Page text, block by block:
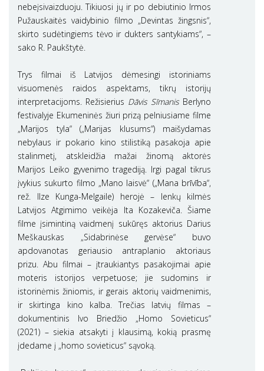
nebeįsivaizduoju. Tikiuosi jų ir po debiutinio Irmos
Pužauskaitės vaidybinio filmo „Devintas žingsnis“,
skirto sudėtingiems tėvo ir dukters santykiams“, –
sako R. Paukštytė.
Trys filmai iš Latvijos dėmesingi istoriniams
visuomenės raidos aspektams, tikrų istorijų
interpretacijoms. Režisierius Dāvis Sīmanis Berlyno
festivalyje Ekumeninės žiuri prizą pelniusiame filme
„Marijos tyla“ („Marijas klusums“) maišydamas
nebylaus ir pokario kino stilistiką pasakoja apie
stalinmetį, atskleidžia mažai žinomą aktorės
Marijos Leiko gyvenimo tragediją. Irgi pagal tikrus
įvykius sukurto filmo „Mano laisvė“ („Mana brīvība“,
rež. Ilze Kunga-Melgaile) herojė – lenkų kilmės
Latvijos Atgimimo veikėja Ita Kozakeviča. Šiame
filme įsimintiną vaidmenį sukūręs aktorius Darius
Meškauskas „Sidabrinėse gervėse“ buvo
apdovanotas geriausio antraplanio aktoriaus
prizu. Abu filmai – įtraukiantys pasakojimai apie
moteris istorijos verpetuose; jie sudomins ir
istorinėmis žiniomis, ir gerais aktorių vaidmenimis,
ir skirtinga kino kalba. Trečias latvių filmas ­–
dokumentinis Ivo Briedžio „Homo Sovieticus“
(2021) – siekia atsakyti į klausimą, kokią prasmę
įdedame į „homo sovieticus“ sąvoką.